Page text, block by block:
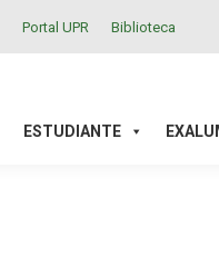
Portal UPR Biblioteca
ESTUDIANTE